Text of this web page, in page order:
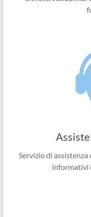
Servizio di
informativi